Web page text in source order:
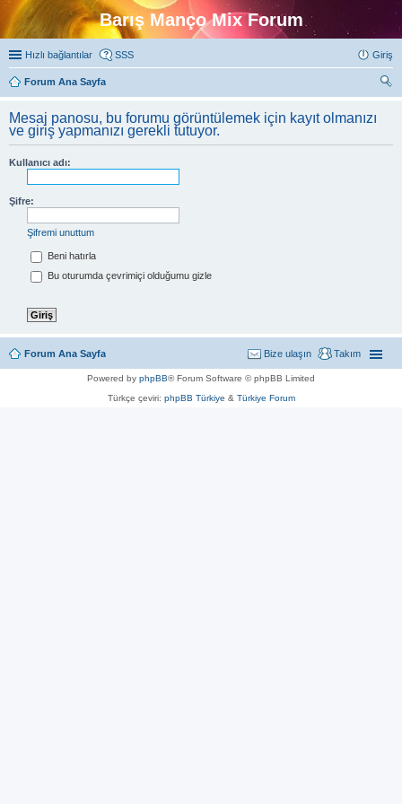
Barış Manço Mix Forum
Hızlı bağlantılar SSS Giriş
Forum Ana Sayfa
Mesaj panosu, bu forumu görüntülemek için kayıt olmanızı
ve giriş yapmanızı gerekli tutuyor.
Kullanıcı adı:
Şifre:
Şifremi unuttum
Beni hatırla
Bu oturumda çevrimiçi olduğumu gizle
Forum Ana Sayfa Takım
Bize ulaşın
Powered by phpBB® Forum Software © phpBB Limited
Türkçe çeviri: phpBB Türkiye & Türkiye Forum